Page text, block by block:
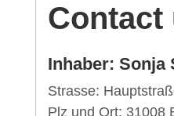
Contact
Inhaber: Sonja
Strasse:
Plz und Ort: 31008